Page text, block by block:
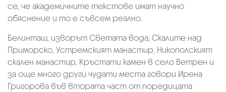
се, че академичните текстове имат научно
обяснение и то е съвсем реално.
Белинташ, изворът Светата вода, Скалите над
Приморско, Устремският манастир, Никополският
скален манастир, Кръстати камен в село Ветрен и
за още много други чудати места говори Ирена
Григорова във втората част от поредицата